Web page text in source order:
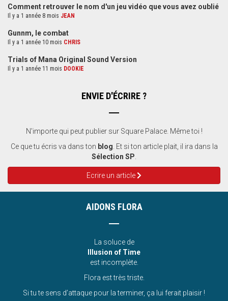
Comment retrouver le nom d'un jeu vidéo que vous avez oublié
Il y a 1 année 8 mois JEAN
Gunnm, le combat
Il y a 1 année 10 mois CHRIS
Trials of Mana Original Sound Version
Il y a 1 année 11 mois DOOKIE
ENVIE D'ÉCRIRE ?
N'importe qui peut publier sur Square Palace. Même toi !
Ce que tu écris va dans ton blog . Et si ton article plait, il ira dans la
Sélection SP
Ecrire un article
AIDONS FLORA
La soluce de
Illusion of Time
est incomplète.
Flora est très triste.
Si tu te sens d’attaque pour la terminer, ça lui ferait plaisir !